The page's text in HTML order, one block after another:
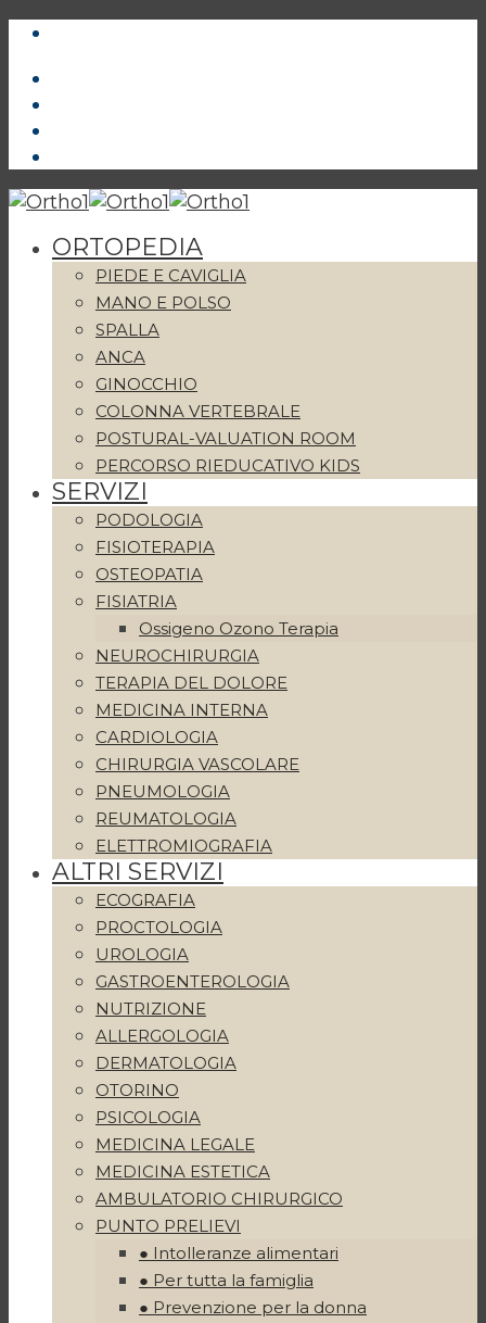
ORTOPEDIA
PIEDE E CAVIGLIA
MANO E POLSO
SPALLA
ANCA
GINOCCHIO
COLONNA VERTEBRALE
POSTURAL-VALUATION ROOM
PERCORSO RIEDUCATIVO KIDS
SERVIZI
PODOLOGIA
FISIOTERAPIA
OSTEOPATIA
FISIATRIA
Ossigeno Ozono Terapia
NEUROCHIRURGIA
TERAPIA DEL DOLORE
MEDICINA INTERNA
CARDIOLOGIA
CHIRURGIA VASCOLARE
PNEUMOLOGIA
REUMATOLOGIA
ELETTROMIOGRAFIA
ALTRI SERVIZI
ECOGRAFIA
PROCTOLOGIA
UROLOGIA
GASTROENTEROLOGIA
NUTRIZIONE
ALLERGOLOGIA
DERMATOLOGIA
OTORINO
PSICOLOGIA
MEDICINA LEGALE
MEDICINA ESTETICA
AMBULATORIO CHIRURGICO
PUNTO PRELIEVI
● Intolleranze alimentari
● Per tutta la famiglia
● Prevenzione per la donna